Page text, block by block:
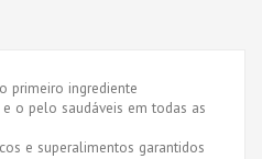
primeiro ingrediente
o pelo saudáveis em todas as
e superalimentos garantidos